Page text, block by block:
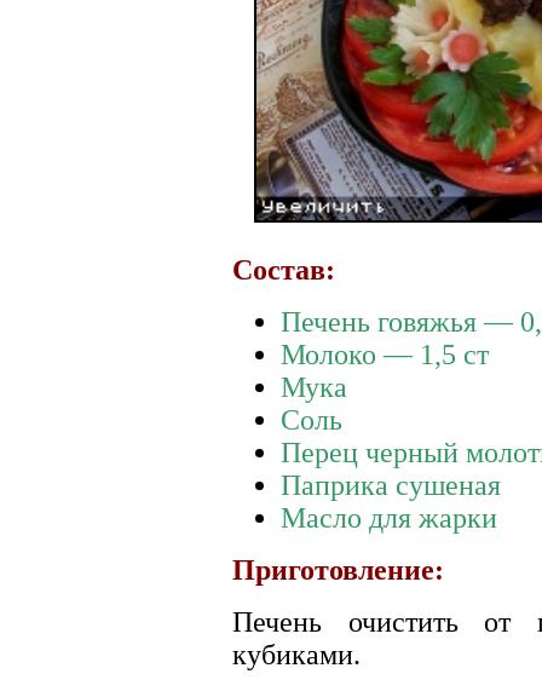
Состав:
Печень говяжья —
Молоко — 1,5 ст
Мука
Соль
Перец черный
Паприка сушеная
Масло для жарки
Приготовление:
Печень очистить от
кубиками.